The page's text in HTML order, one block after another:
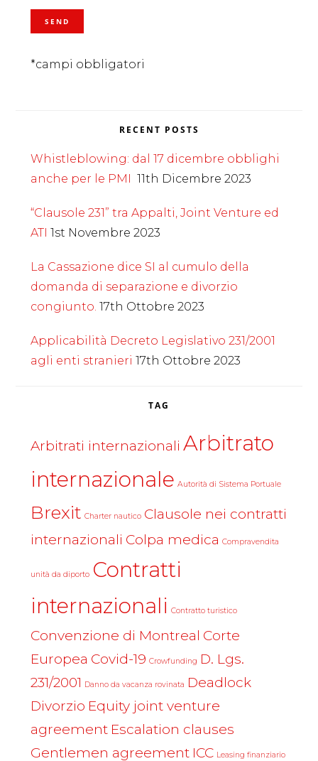
*campi obbligatori
RECENT POSTS
Whistleblowing: dal 17 dicembre obblighi
anche per le PMI
11th Dicembre 2023
“Clausole 231” tra Appalti, Joint Venture ed
ATI 1st Novembre 2023
La Cassazione dice SI al cumulo della
domanda di separazione e divorzio
congiunto. 17th Ottobre 2023
Applicabilità Decreto Legislativo 231/2001
agli enti stranieri 17th Ottobre 2023
TAG
Arbitrati internazionali Arbitrato
internazionale Autorità di Sistema Portuale
Brexit Charter nautico Clausole nei contratti
internazionali Colpa medica Compravendita
unità da diporto Contratti
internazionali Contratto turistico
Convenzione di Montreal Corte
Europea Covid-19 Crowfunding D. Lgs.
231/2001 Danno da vacanza rovinata Deadlock
Divorzio Equity joint venture
agreement Escalation clauses
Gentlemen agreement ICC Leasing finanziario